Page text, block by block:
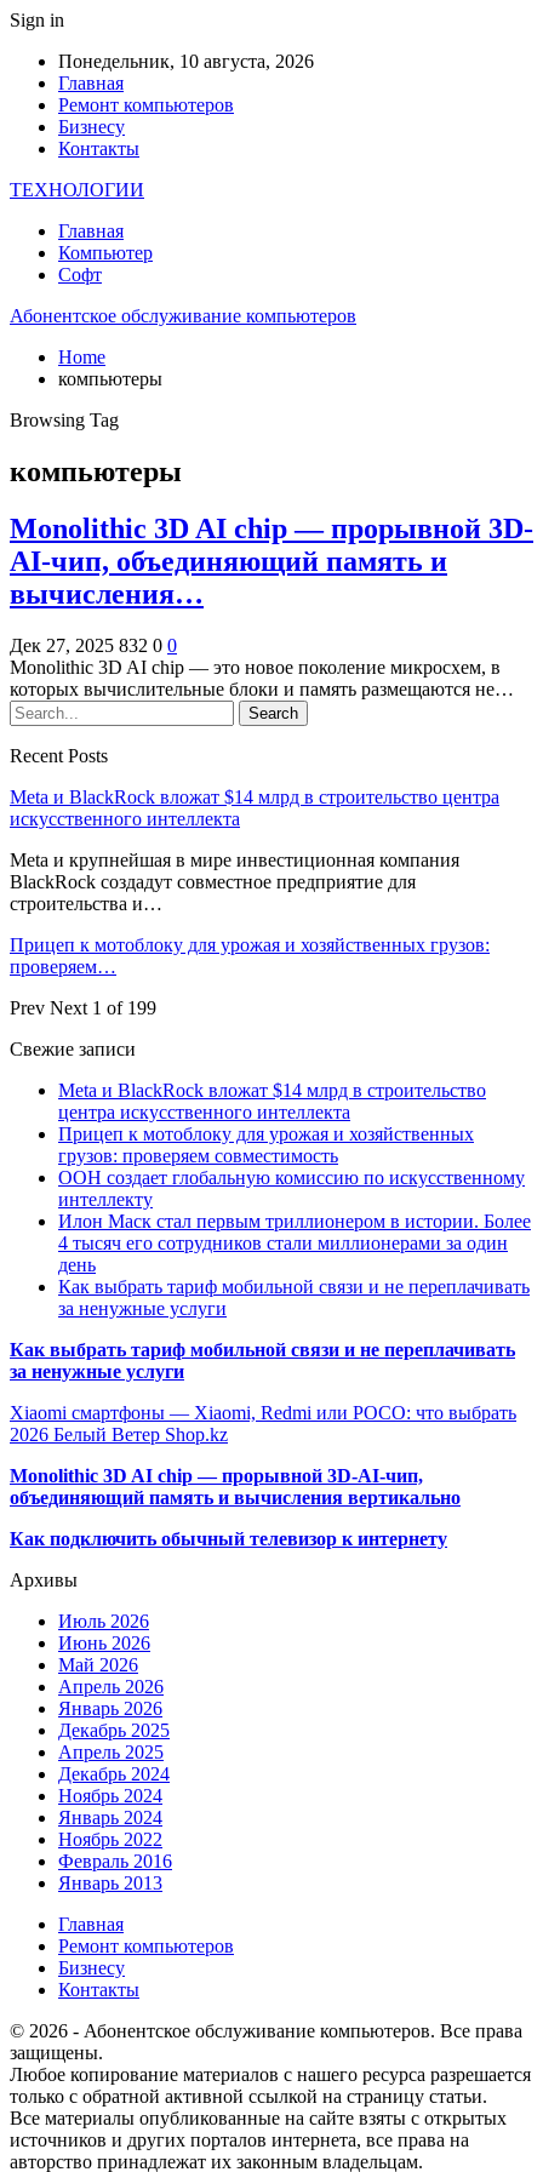
Sign in
Понедельник, 10 августа, 2026
Главная
Ремонт компьютеров
Бизнесу
Контакты
ТЕХНОЛОГИИ
Главная
Компьютер
Софт
Абонентское обслуживание компьютеров
Home
компьютеры
Browsing Tag
компьютеры
Monolithic 3D AI chip — прорывной 3D-
AI-чип, объединяющий память и
вычисления…
Дек 27, 2025 832 0 0
Monolithic 3D AI chip — это новое поколение микросхем, в
которых вычислительные блоки и память размещаются не…
Recent Posts
Meta и BlackRock вложат $14 млрд в строительство центра
искусственного интеллекта
Meta и крупнейшая в мире инвестиционная компания
BlackRock создадут совместное предприятие для
строительства и…
Прицеп к мотоблоку для урожая и хозяйственных грузов:
проверяем…
Prev Next 1 of 199
Свежие записи
Meta и BlackRock вложат $14 млрд в строительство
центра искусственного интеллекта
Прицеп к мотоблоку для урожая и хозяйственных
грузов: проверяем совместимость
ООН создает глобальную комиссию по искусственному
интеллекту
Илон Маск стал первым триллионером в истории. Более
4 тысяч его сотрудников стали миллионерами за один
день
Как выбрать тариф мобильной связи и не переплачивать
за ненужные услуги
Как выбрать тариф мобильной связи и не переплачивать
за ненужные услуги
Xiaomi смартфоны — Xiaomi, Redmi или POCO: что выбрать
2026 Белый Ветер Shop.kz
Monolithic 3D AI chip — прорывной 3D-AI-чип,
объединяющий память и вычисления вертикально
Как подключить обычный телевизор к интернету
Архивы
Июль 2026
Июнь 2026
Май 2026
Апрель 2026
Январь 2026
Декабрь 2025
Апрель 2025
Декабрь 2024
Ноябрь 2024
Январь 2024
Ноябрь 2022
Февраль 2016
Январь 2013
Главная
Ремонт компьютеров
Бизнесу
Контакты
© 2026 - Абонентское обслуживание компьютеров. Все права
защищены.
Любое копирование материалов с нашего ресурса разрешается
только с обратной активной ссылкой на страницу статьи.
Все материалы опубликованные на сайте взяты с открытых
источников и других порталов интернета, все права на
авторство принадлежат их законным владельцам.